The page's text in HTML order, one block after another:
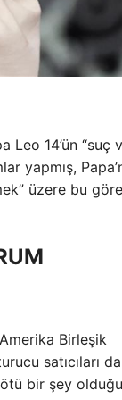
Leo 14’ün “suç
yapmış,
üzere bu
Birleşik
satıcıları
bir şey